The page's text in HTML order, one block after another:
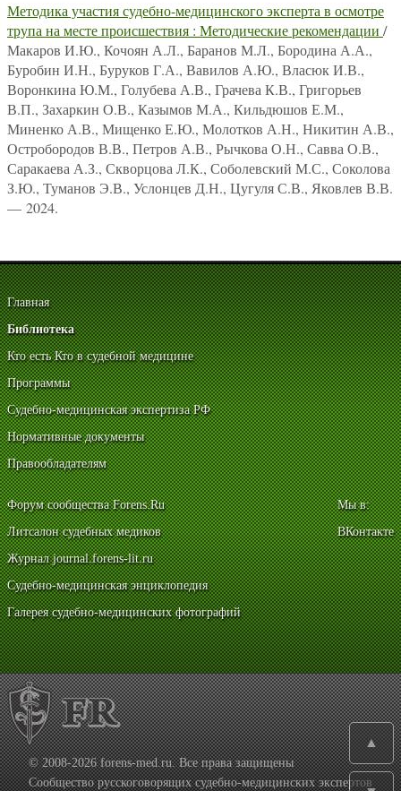
Методика участия судебно-медицинского эксперта в осмотре
трупа на месте происшествия : Методические рекомендации /
Макаров И.Ю., Кочоян А.Л., Баранов М.Л., Бородина А.А.,
Буробин И.Н., Буруков Г.А., Вавилов А.Ю., Власюк И.В.,
Воронкина Ю.М., Голубева А.В., Грачева К.В., Григорьев
В.П., Захаркин О.В., Казымов М.А., Кильдюшов Е.М.,
Миненко А.В., Мищенко Е.Ю., Молотков А.Н., Никитин А.В.,
Остробородов В.В., Петров А.В., Рычкова О.Н., Савва О.В.,
Саракаева А.З., Скворцова Л.К., Соболевский М.С., Соколова
З.Ю., Туманов Э.В., Услонцев Д.Н., Цугуля С.В., Яковлев В.В.
— 2024.
Главная
Библиотека
Кто есть Кто в судебной медицине
Программы
Судебно-медицинская экспертиза РФ
Нормативные документы
Правообладателям
Форум сообщества Forens.Ru
Литсалон судебных медиков
Журнал journal.forens-lit.ru
Судебно-медицинская энциклопедия
Галерея судебно-медицинских фотографий
Мы в:
ВКонтакте
© 2008-2026 forens-med.ru. Все права защищены
Сообщество русскоговорящих судебно-медицинских экспертов
▲